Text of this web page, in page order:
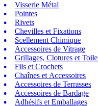
Visserie Métal
Pointes
Rivets
Chevilles et Fixations
Scellement Chimique
Accessoires de Vitrage
Grillages, Clotures et
Fils et Crochets
Chaînes et Accessoires
Accessoires de Terrasses
Accessoires de Bardage
Adhésifs et Emballages